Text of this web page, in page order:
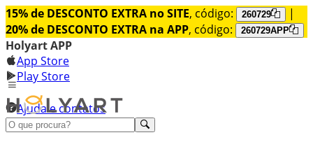
15% de DESCONTO EXTRA no SITE, código: 260729
|
20% de DESCONTO EXTRA na APP, código: 260729APP
Holyart APP
App Store
Play Store
Ajuda e contatos
Conheça premium